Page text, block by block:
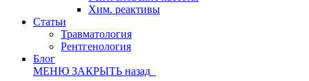
Хим. реактивы
Статьи
Травматология
Рентгенология
Блог
МЕНЮ ЗАКРЫТЬ назад